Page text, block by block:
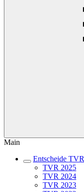
Main
Entscheide TVR
TVR 2025
TVR 2024
TVR 2023